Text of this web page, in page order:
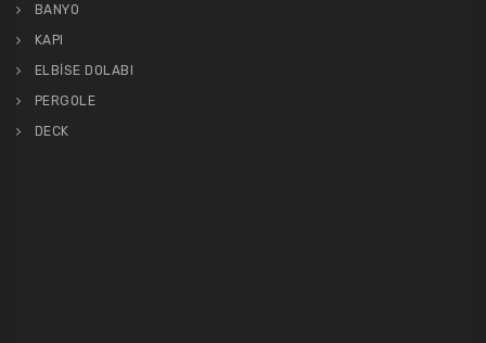
BANYO
KAPI
ELBİSE DOLABI
PERGOLE
DECK